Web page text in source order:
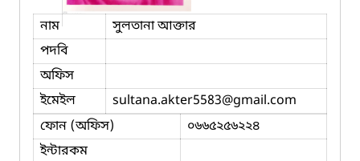
নাম
সুলতানা আক্তার
পদবি
অফিস
ইমেইল
sultana.akter5583@gmail.com
ফোন (অফিস)
০৬৬৫২৫৬২২৪
ইন্টারকম